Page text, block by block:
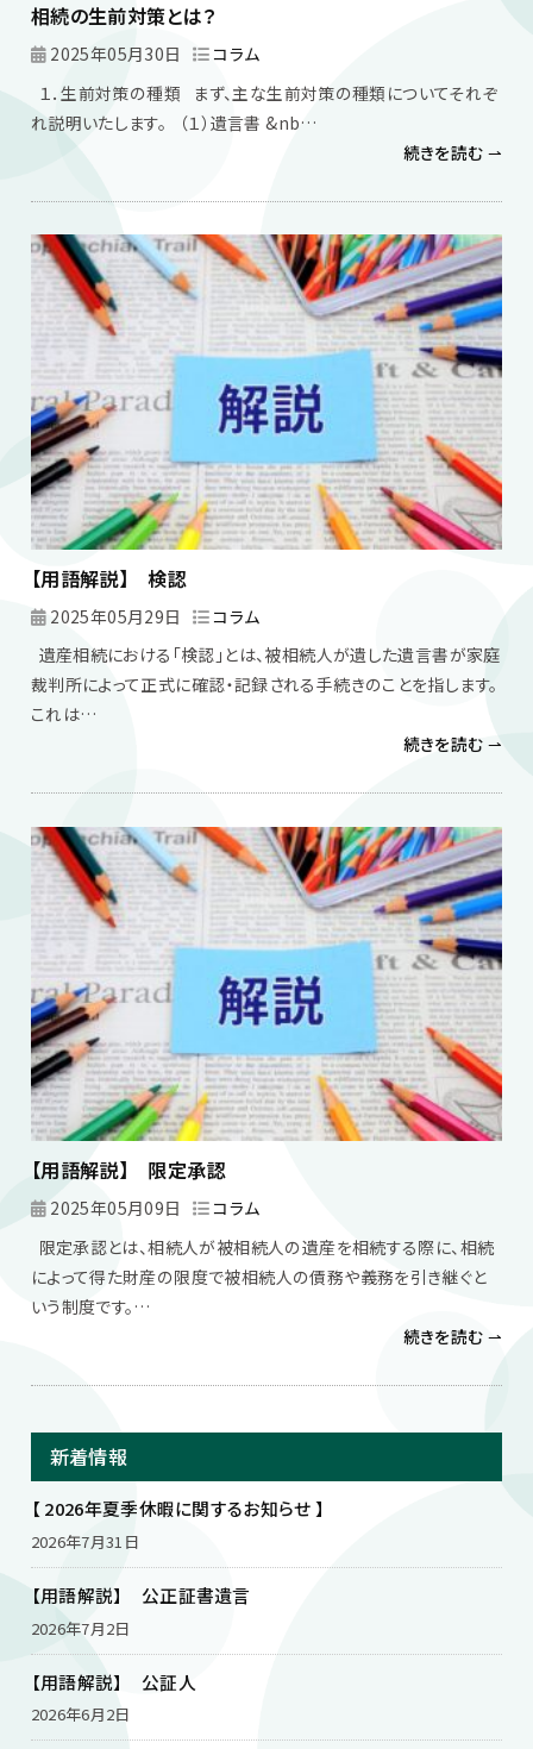
相続の生前対策とは？
2025年05月30日
コラム
１．生前対策の種類 まず、主な生前対策の種類についてそれぞ
れ説明いたします。 （１）遺言書 &nb…
続きを読む ⇀
【用語解説】 検認
2025年05月29日
コラム
遺産相続における「検認」とは、被相続人が遺した遺言書が家庭
裁判所によって正式に確認・記録される手続きのことを指します。
これは…
続きを読む ⇀
【用語解説】 限定承認
2025年05月09日
コラム
限定承認とは、相続人が被相続人の遺産を相続する際に、相続
によって得た財産の限度で被相続人の債務や義務を引き継ぐと
いう制度です。…
続きを読む ⇀
新着情報
【 2026年夏季休暇に関するお知らせ 】
2026年7月31日
【用語解説】 公正証書遺言
2026年7月2日
【用語解説】 公証人
2026年6月2日